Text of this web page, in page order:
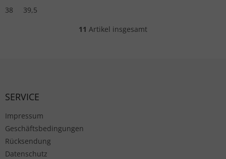
38
39,5
Steuerelemente der Liste
11 Artikel insgesamt
SERVICE
Impressum
Geschäftsbedingungen
Rücksendung
Datenschutz